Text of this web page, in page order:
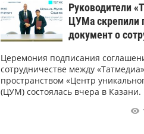
Руководители
ЦУМа скрепили
документ о
Церемония подписания
сотрудничестве между
пространством «Центр
(ЦУМ) состоялась вчера в Казани.